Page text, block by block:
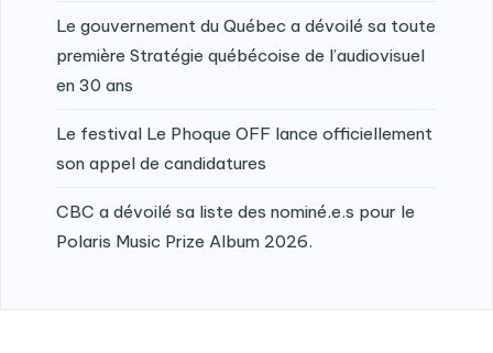
Le gouvernement du Québec a dévoilé sa toute
première Stratégie québécoise de l’audiovisuel
en 30 ans
Le festival Le Phoque OFF lance officiellement
son appel de candidatures
CBC a dévoilé sa liste des nominé.e.s pour le
Polaris Music Prize Album 2026.